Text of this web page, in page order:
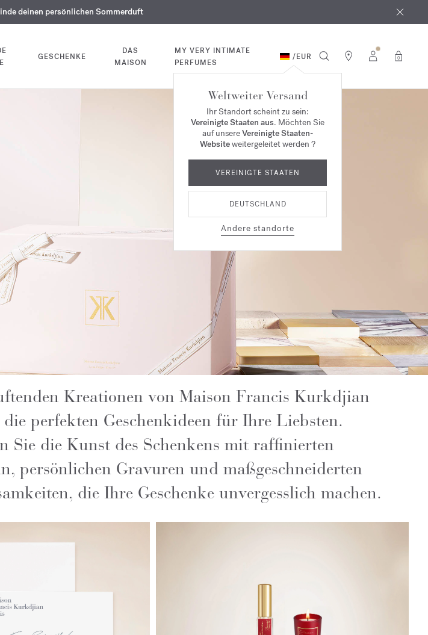
velvet moodin Ihrer Bestellung*
Düfte und Körperöle bis zum 9. August
deinen persönlichen Sommerduft
GESCHENKE
DAS
MAISON
MY VERY INTIMATE
PERFUMES
/EUR 0
Weltweiter Versand
Ihr Standort scheint zu sein:
Vereinigte Staaten aus. Möchten Sie
auf unsereVereinigte Staaten-
Websiteweitergeleitet werden ?
VEREINIGTE STAATEN
DEUTSCHLAND
Andere standorte
Kreationen von Maison Francis Kurkdjian
perfekten Geschenkideen für Ihre Liebsten.
Sie die Kunst des Schenkens mit raffinierten
persönlichen Gravuren und maßgeschneiderten
die Ihre Geschenke unvergesslich machen.